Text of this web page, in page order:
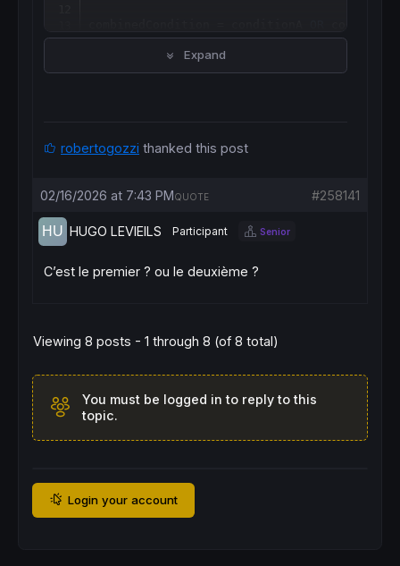
volRatio = currentVol / avgVol
// --- Execute Screener ---
SCREENER[combinedCondition AND currentVol
Expand
robertogozzi thanked this post
02/16/2026 at 7:43 PM #258141
QUOTE
HUGO LEVIEILS Participant Senior
C’est le premier ? ou le deuxième ?
Viewing 8 posts - 1 through 8 (of 8 total)
You must be logged in to reply to this
topic.
Login your account